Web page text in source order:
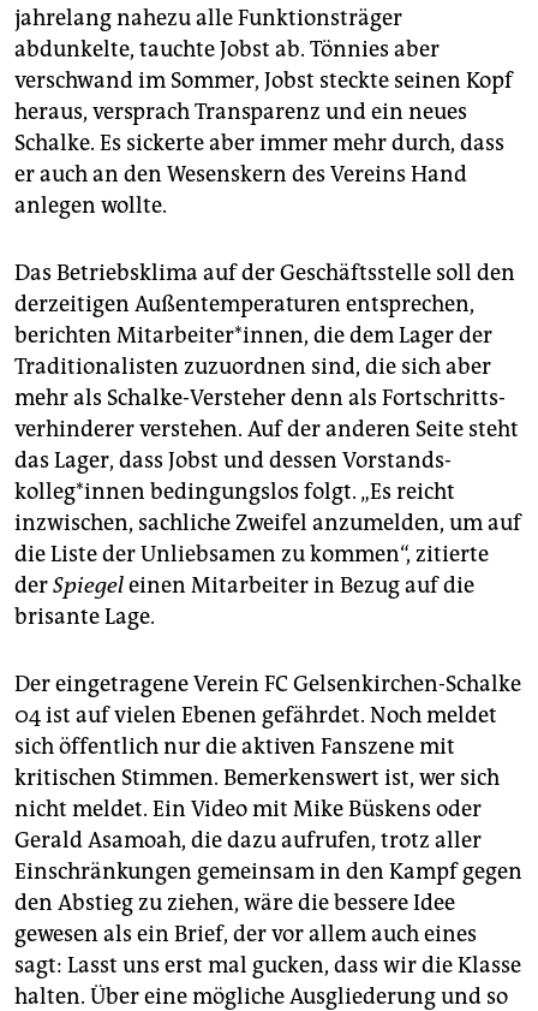
jahrelang nahezu alle Funktionsträger
abdunkelte, tauchte Jobst ab. Tönnies aber
verschwand im Sommer, Jobst steckte seinen Kopf
heraus, versprach Transparenz und ein neues
Schalke. Es sickerte aber immer mehr durch, dass
er auch an den Wesenskern des Vereins Hand
anlegen wollte.
Das Betriebsklima auf der Geschäftsstelle soll den
derzeitigen ­Außentemperaturen entsprechen,
berichten Mitarbei­te­r*innen, die dem Lager der
Traditionalisten zuzuordnen sind, die sich aber
mehr als Schalke-Versteher denn als Fort­schritts­
verhinderer verstehen. Auf der anderen Seite steht
das Lager, dass Jobst und dessen Vor­stands­
kolleg*innen bedingungslos folgt. „Es reicht
inzwischen, sachliche Zweifel anzumelden, um auf
die Liste der Unliebsamen zu kommen“, zitierte
derSpiegeleinen Mitarbeiter in Bezug auf die
brisante Lage.
Der eingetragene Verein FC Gelsenkirchen-Schalke
04 ist auf vielen Ebenen gefährdet. Noch meldet
sich öffentlich nur die aktiven Fanszene mit
kritischen Stimmen. Bemerkenswert ist, wer sich
nicht meldet. Ein Video mit Mike Büskens oder
Gerald Asamoah, die dazu aufrufen, trotz aller
Einschränkungen gemeinsam in den Kampf gegen
den Abstieg zu ziehen, wäre die bessere Idee
gewesen als ein Brief, der vor allem auch eines
sagt: Lasst uns erst mal gucken, dass wir die Klasse
halten. Über eine mögliche Ausgliederung und so